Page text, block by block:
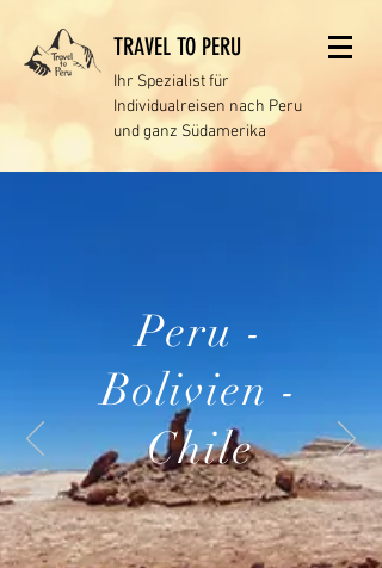
TRAVEL TO PERU
Ihr Spezialist für
Individualreisen nach Peru
und ganz Südamerika
Peru -
Bolivien -
Chile